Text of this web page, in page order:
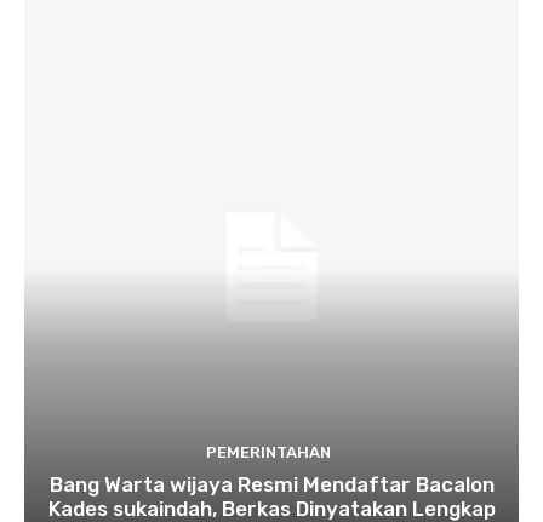
PEMERINTAHAN
Bang Warta wijaya Resmi Mendaftar Bacalon
Kades sukaindah, Berkas Dinyatakan Lengkap